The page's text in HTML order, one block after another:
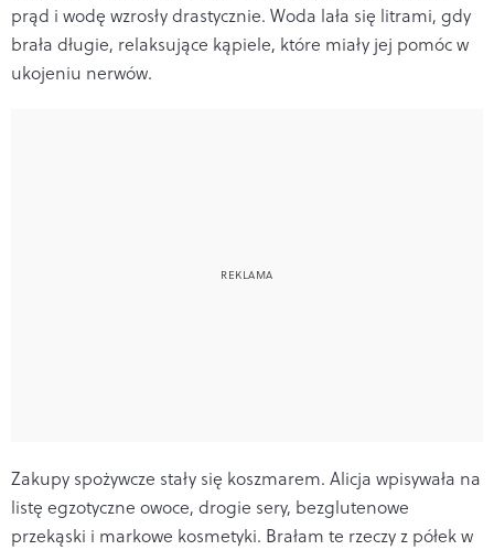
prąd i wodę wzrosły drastycznie. Woda lała się litrami, gdy
brała długie, relaksujące kąpiele, które miały jej pomóc w
ukojeniu nerwów.
Zakupy spożywcze stały się koszmarem. Alicja wpisywała na
listę egzotyczne owoce, drogie sery, bezglutenowe
przekąski i markowe kosmetyki. Brałam te rzeczy z półek w